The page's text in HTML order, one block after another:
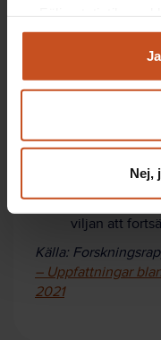
Analysera trafik
Du kan när som helst
Nej,
Var vaksam
Samtala tidigt
arbeta. Öka
innan de
viljan att
Källa:
– Uppfattningar
2021